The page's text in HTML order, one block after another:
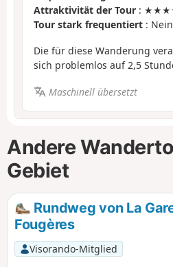
Attraktivität der Tour :
Tour stark frequentiert : Nein
Die für diese Wanderung
sich problemlos auf 2,5
Maschinell übersetzt
Andere
Gebiet
Rundweg von La
Fougères
Visorando-Mitglied